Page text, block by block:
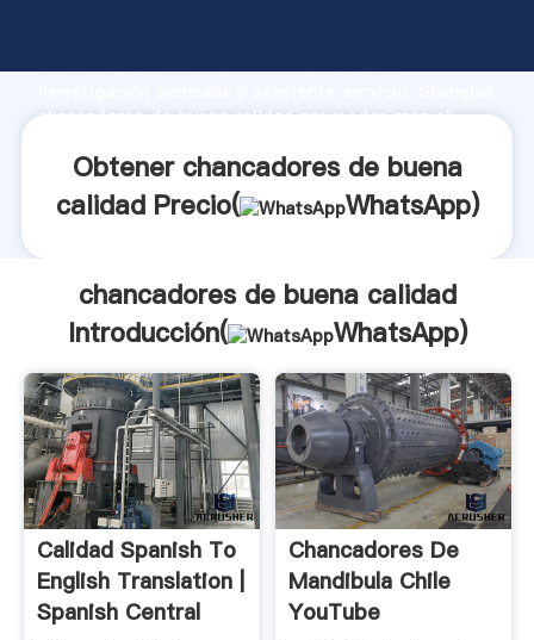
fuerte capacidad de producción, fuerza de
chancadores de buena calidad proveedor crea el
Obtener chancadores de buena
calidad Precio(
WhatsApp)
chancadores de buena calidad
Introducción(
WhatsApp)
Calidad Spanish To
English Translation |
Spanish Central
Chancadores De
Mandibula Chile
YouTube